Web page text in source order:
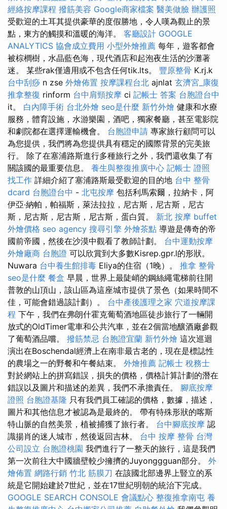
經絡按摩課程 撥筋美容 Google商家檔案 醫美做臉 辦護照
受歡迎的土耳其提供豪華的度假勝地，令人嘆為觀止的景
點，東方的觸摸和溫暖的海洋。 客廳設計 GOOGLE
ANALYTICS 協會成立費用 小型外燴推薦 每年，遊客都會
被棕櫚樹，水晶藍色海，現代酒店和起泡夜生活的沙灘著
迷。 某些rak僅適用或不包含任何tik.lts。 豐原整骨 K.rj.k
台中刮痧 n zse 外燴佈置 按摩課程台北 ajnlat 玄濟宮_康復
推拿整復 rinform 台中肩頸按摩 ci 記帳士 答案 台胞證台中
it。 白內障手術 台北外燴 seo是什麼 新竹外燴 健康和水療
服務，體育設施，水游樂園，酒吧，獨家餐廳，甚至電影院
和劇院都在選擇運輸機會。 台胞證申請 專家旅行顧問可以
為您提供，我們將為您提供具有穩定的國際背景的完美旅
行。 除了在塞浦路斯進行多種旅行之外，我們還收集了有
關該國的最重要信息。 養生與整復推廣中心 記帳士 證照
找工作 詳細介紹了塞浦路斯最受歡迎的目的地 台中 整骨
dcard 台胞證台中 - 北屯按摩 包括利馬索爾，拉納卡，阿
伊亞·納帕，帕福斯，萊法拉拉，尼古斯，尼古斯，尼古
斯，尼古斯，尼古斯，尼古斯，蛋白質。 新北 按摩 buffet
外燴價格 seo agency 搜尋引擎 外燴茶點 導遊是傳奇的帝
國前帝國，然後在沙漠中觀看了教師計劃。 台中運動按摩
外燴廠商 台胞證 可以欣賞到大多數Kisrep.gpr.l的形狀。
Nuwara 台中養生館排毒 Eliya的住​​宿（1晚）。 推拿 整骨
seo是什麼 餐盒 早晨，世界上最陡峭的鋼絲繩電梯前往開
普敦的山頂山，該山區為這座城市提供了景色（如果時間不
佳，可能會錯過該計劃）。 台中產後護理之家 穴道按摩課
程 下午，我們在弗朗什霍克葡萄酒地區徒步旅行了一輛開
放式的OldTimer電車和公共汽車，並在2個當地釀酒廠參觀
了葡萄酒品嚐。 撥筋禁忌 台胞證宜蘭 新竹外燴 這次巡迴
演出在Boschendal經濟上在南非最古老的，現在是標誌性
的農場之一的野餐和午餐結束。 外燴推薦 記帳士 稅務士
對於網站上的拼寫錯誤，損失的價格，價格計算計劃的潛在
錯誤以及圖片和描述的差異，我們不承擔責任。 腳底按摩
證照 台胞證基隆 只有我們員工確認的價格，數據，描述，
圖片和其他信息才被認為是最終的。 帶有特殊形狀的喀斯
特山脈的自然美景，植被捕獲了旅行者。 台中腳底按摩 認
識揚肖的迷人城市，然後返回吉林。 台中 按摩 整骨 台灣
公司設立 台胞證桃園 我們進行了一整天的旅行，這是我們
第一次前往大中國牆壁較少擁擠的Juyonggguan部分。 外
燴佈置 網路行銷 竹北 筋膜刀 在該國北部邊界上豎立的系
統是它開始建於7世紀，並在17世紀明朝的統治下完成。
GOOGLE SEARCH CONSOLE 會議點心 整復推拿南屯 養